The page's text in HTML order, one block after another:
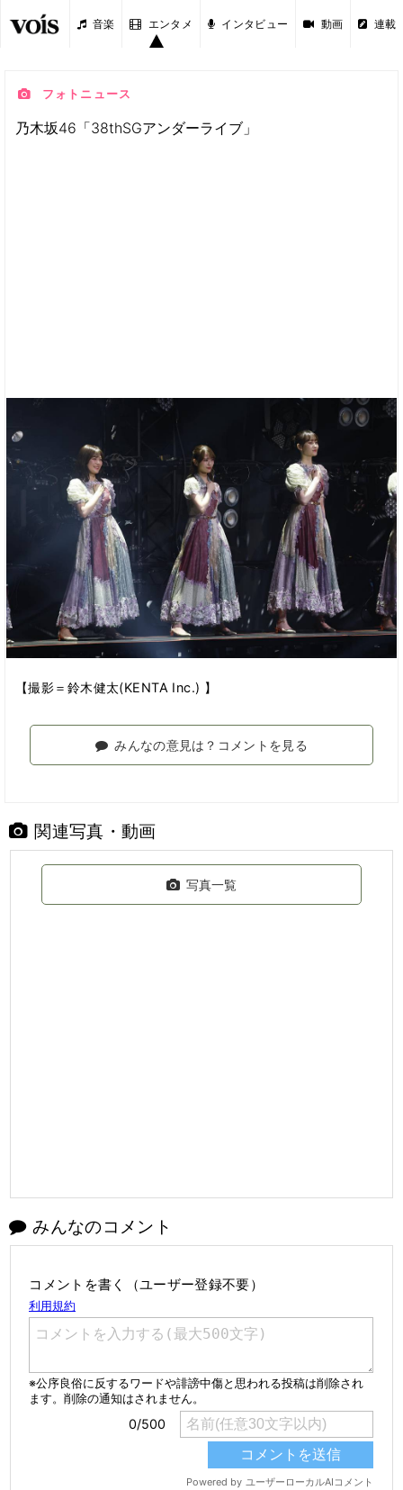
音楽 エンタメ インタビュー 動画 連載
フォトニュース
乃木坂46「38thSGアンダーライブ」
【撮影＝鈴木健太(KENTA Inc.) 】
みんなの意見は？コメントを見る
関連写真・動画
写真一覧
みんなのコメント
コメントを書く（ユーザー登録不要）